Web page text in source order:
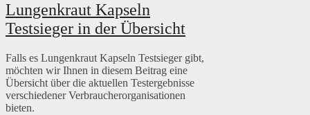
Lungenkraut Kapseln
Testsieger in der Übersicht
Falls es Lungenkraut Kapseln Testsieger gibt,
möchten wir Ihnen in diesem Beitrag eine
Übersicht über die aktuellen Testergebnisse
verschiedener Verbraucherorganisationen
bieten.